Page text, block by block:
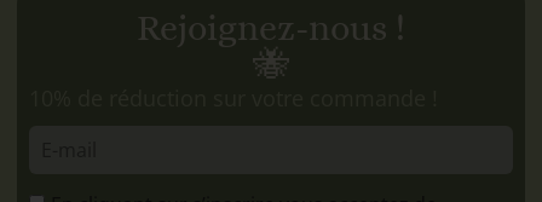
Rejoignez-nous !
🐝